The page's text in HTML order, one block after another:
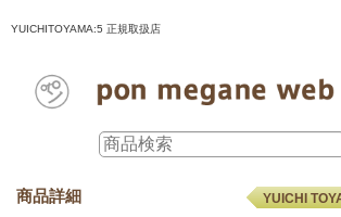
YUICHITOYAMA:5 正規取扱店
商品詳細 YUICHI